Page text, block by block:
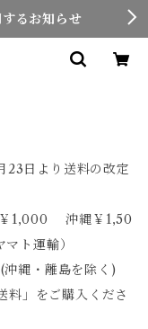
するお知らせ
23日より送料の改定
1,000 沖縄￥1,50
マト運輸）
縄・離島を除く)
料」をご購入くださ